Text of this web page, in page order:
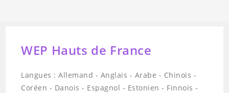
WEP Hauts de France
Langues : Allemand - Anglais - Arabe - Chinois -
Coréen - Danois - Espagnol - Estonien - Finnois -